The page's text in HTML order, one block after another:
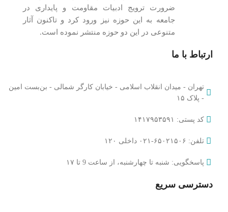
ضرورت ترویج ادبیات مقاومت و پایداری در
جامعه به این حوزه نیز ورود کرد و تاکنون آثار
متنوعی در این دو حوزه منتشر نموده است.
ارتباط با ما
تهران - میدان انقلاب اسلامی - خیابان کارگر شمالی - بن‌بست امین
- پلاک ۱۵​
کد پستی: ۱۴۱۷۹۵۳۵۹۱
تلفن: ۶۵۰۲۱۵۰۶-۰۲۱ داخلی ۱۲۰
پاسخگویی: شنبه تا چهارشنبه، از ساعت 9 تا ۱۷
دسترسی سریع